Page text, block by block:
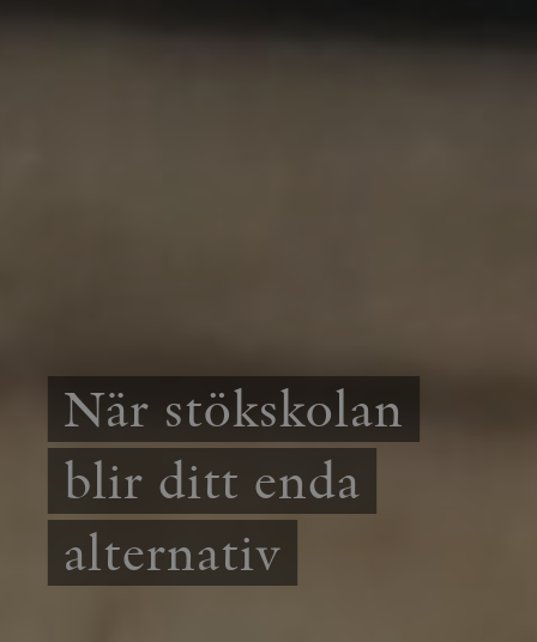
När stökskolan
blir ditt enda
alternativ